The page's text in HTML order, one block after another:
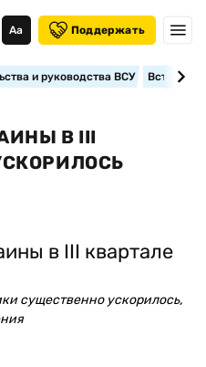
Аа Поддержать
и руководства ВСУ
В III
существенно ускорилось,